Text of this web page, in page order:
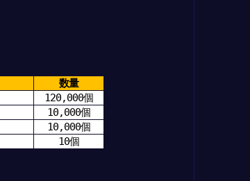
数量
120,000個
10,000個
10,000個
10個